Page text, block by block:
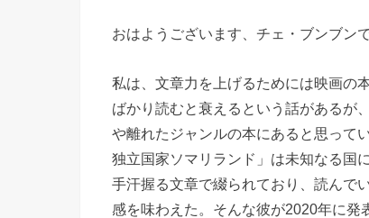
おはようございます、チェ・ブンブンで
私は、文章力を上げるためには映画の
ばかり読むと衰えるという話があるが
や離れたジャンルの本にあると思って
独立国家ソマリランド」は未知なる国
手汗握る文章で綴られており、読んで
感を味わえた。そんな彼が2020年に発